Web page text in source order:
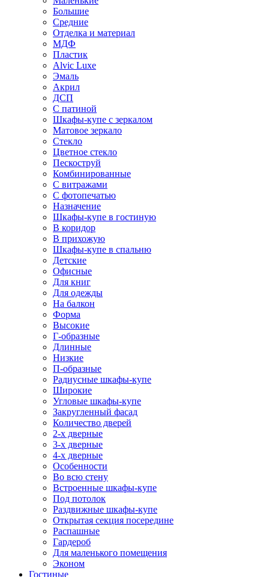
Большие
Средние
Отделка и материал
МДФ
Пластик
Alvic Luxe
Эмаль
Акрил
ДСП
С патиной
Шкафы-купе с зеркалом
Матовое зеркало
Стекло
Цветное стекло
Пескоструй
Комбинированные
С витражами
С фотопечатью
Назначение
Шкафы-купе в гостиную
В коридор
В прихожую
Шкафы-купе в спальню
Детские
Офисные
Для книг
Для одежды
На балкон
Форма
Высокие
Г-образные
Длинные
Низкие
П-образные
Радиусные шкафы-купе
Широкие
Угловые шкафы-купе
Закругленный фасад
Количество дверей
2-х дверные
3-х дверные
4-х дверные
Особенности
Во всю стену
Встроенные шкафы-купе
Под потолок
Раздвижные шкафы-купе
Открытая секция посередине
Распашные
Гардероб
Для маленького помещения
Эконом
Гостиные